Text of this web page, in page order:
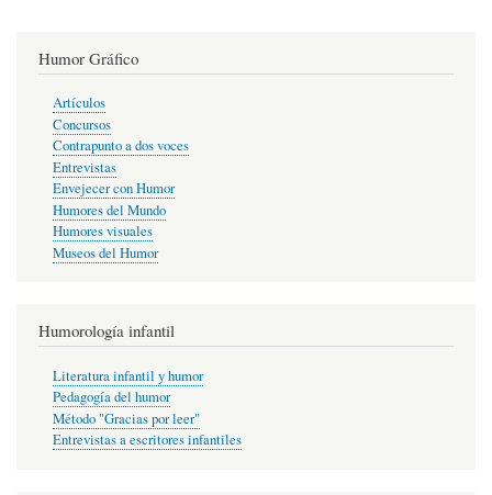
Humor Gráfico
Artículos
Concursos
Contrapunto a dos voces
Entrevistas
Envejecer con Humor
Humores del Mundo
Humores visuales
Museos del Humor
Humorología infantil
Literatura infantil y humor
Pedagogía del humor
Método "Gracias por leer"
Entrevistas a escritores infantiles